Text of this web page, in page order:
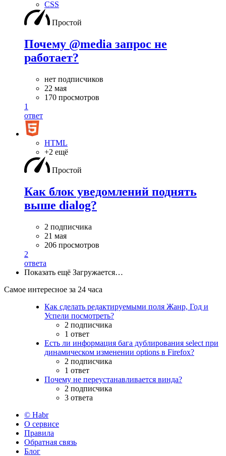
CSS
Простой
Почему @media запрос не
работает?
нет подписчиков
22 мая
170 просмотров
1
ответ
HTML
+2 ещё
Простой
Как блок уведомлений поднять
выше dialog?
2 подписчика
21 мая
206 просмотров
2
ответа
Показать ещё Загружается…
Самое интересное за 24 часа
Как сделать редактируемыми поля Жанр, Год и
Успели посмотреть?
2 подписчика
1 ответ
Есть ли информация бага дублирования select при
динамическом изменении options в Firefox?
2 подписчика
1 ответ
Почему не переустанавливается винда?
2 подписчика
3 ответа
© Habr
О сервисе
Правила
Обратная связь
Блог